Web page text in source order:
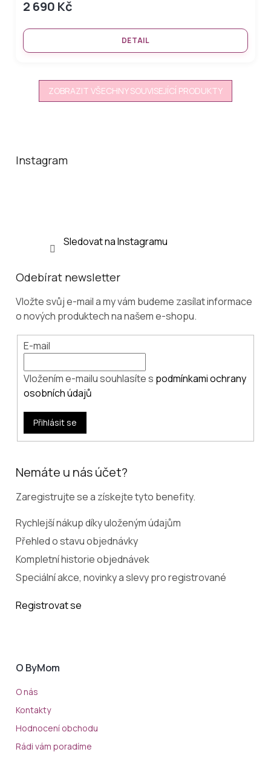
2 690 Kč
DETAIL
ZOBRAZIT VŠECHNY SOUVISEJÍCÍ PRODUKTY
Instagram
Sledovat na Instagramu
Odebírat newsletter
Vložte svůj e-mail a my vám budeme zasílat informace
o nových produktech na našem e-shopu.
E-mail
Vložením e-mailu souhlasíte s podmínkami ochrany
osobních údajů
Přihlásit se
Nemáte u nás účet?
Zaregistrujte se a získejte tyto benefity.
Rychlejší nákup díky uloženým údajům
Přehled o stavu objednávky
Kompletní historie objednávek
Speciální akce, novinky a slevy pro registrované
Registrovat se
O ByMom
O nás
Kontakty
Hodnocení obchodu
Rádi vám poradíme